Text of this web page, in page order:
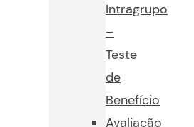
Intragrupo
–
Teste
de
Benefício
Avaliação